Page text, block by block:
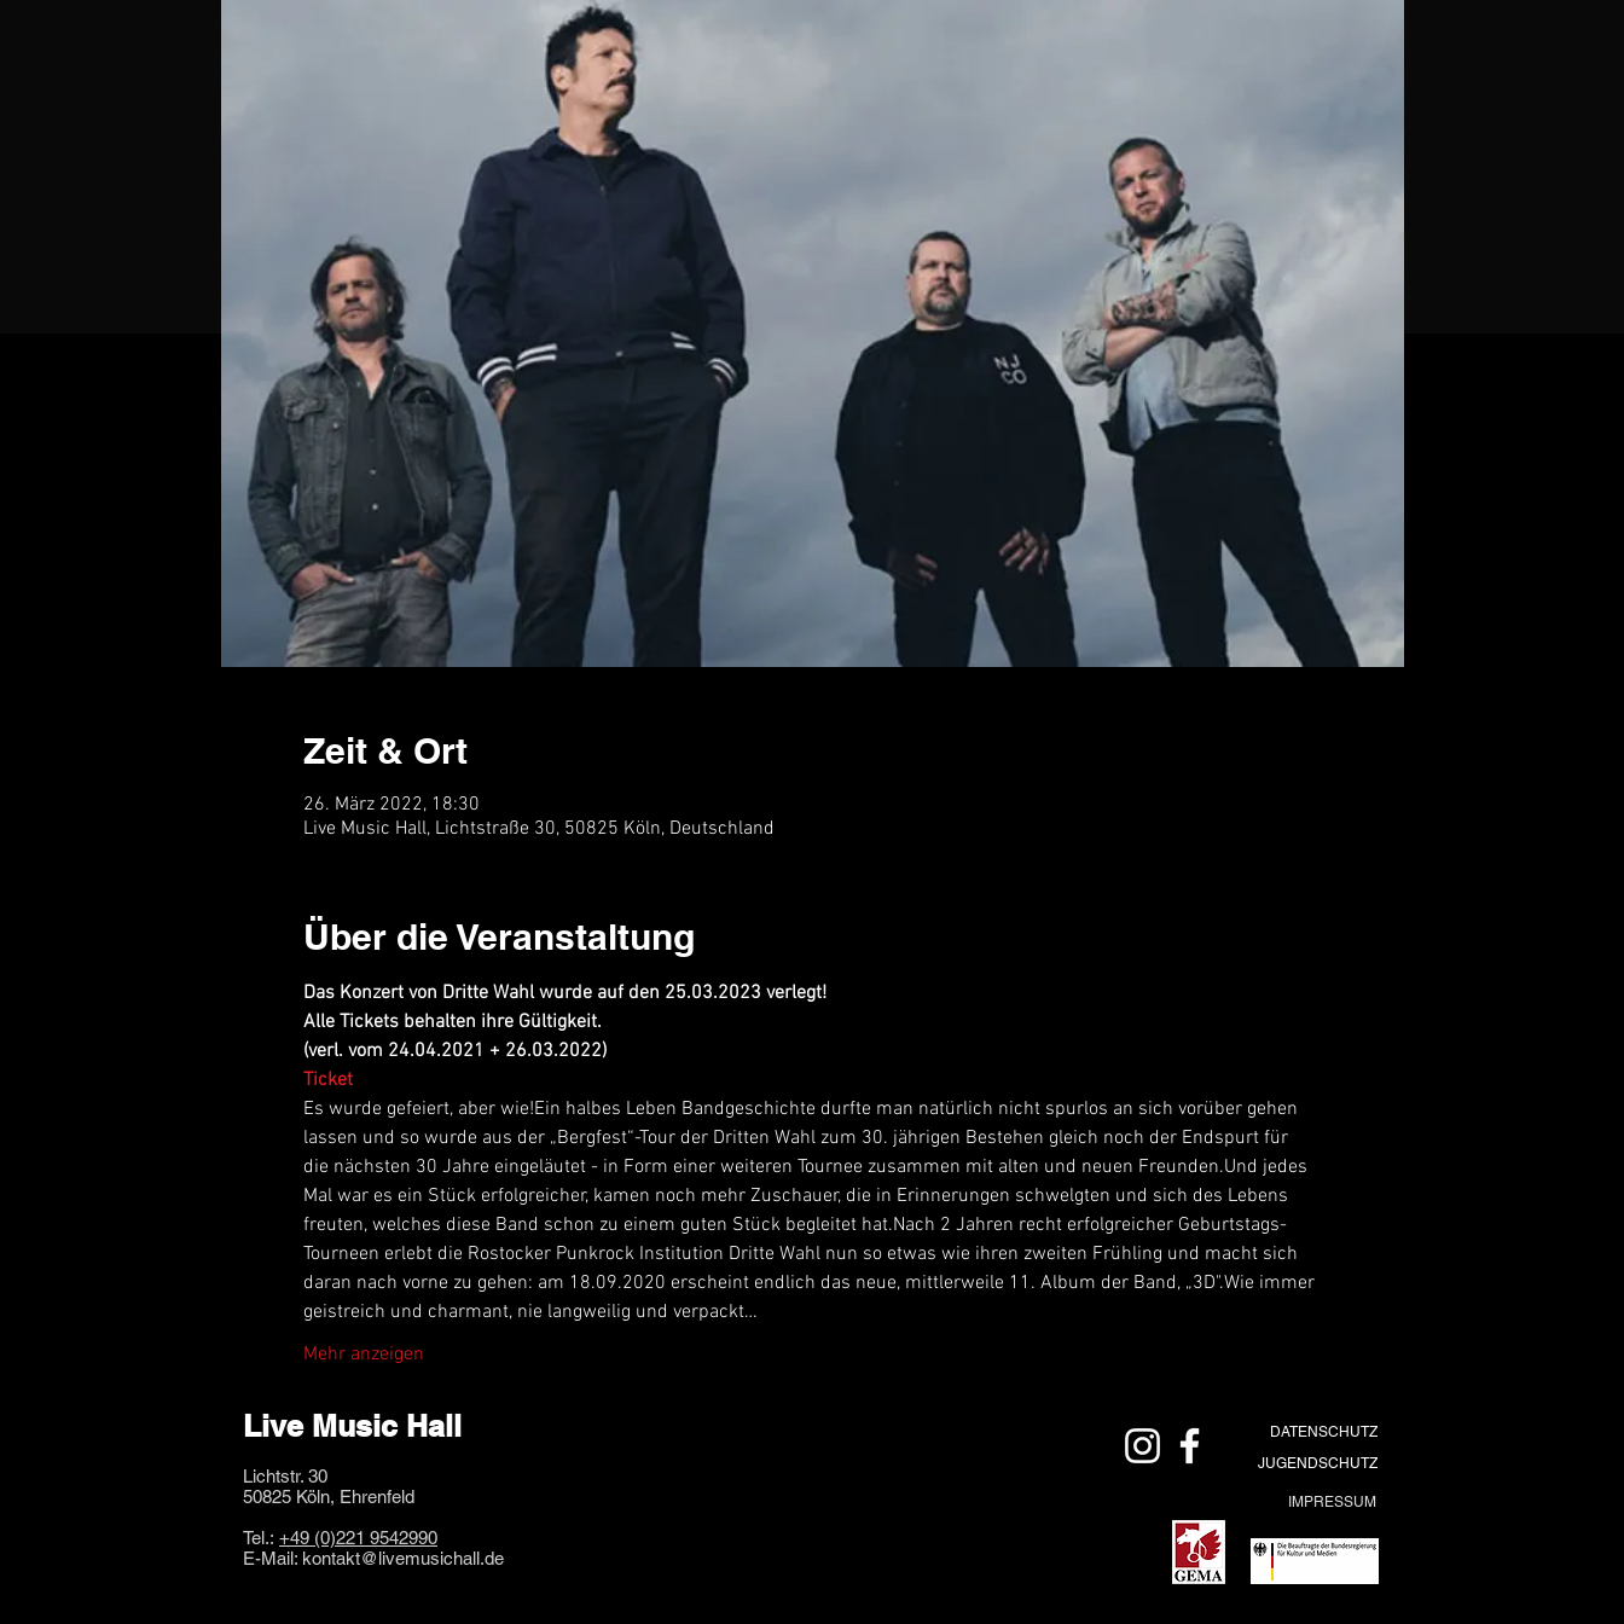
Zeit & Ort
26. März 2022, 18:30
Live Music Hall, Lichtstraße 30, 50825 Köln, Deutschland
Über die Veranstaltung
Das Konzert von Dritte Wahl wurde auf den 25.03.2023 verlegt!
Alle Tickets behalten ihre Gültigkeit.
(verl. vom 24.04.2021 + 26.03.2022)
Ticket
Es wurde gefeiert, aber wie!Ein halbes Leben Bandgeschichte durfte man natürlich nicht spurlos an sich vorüber gehen
lassen und so wurde aus der „Bergfest“-Tour der Dritten Wahl zum 30. jährigen Bestehen gleich noch der Endspurt für
die nächsten 30 Jahre eingeläutet - in Form einer weiteren Tournee zusammen mit alten und neuen Freunden.Und jedes
Mal war es ein Stück erfolgreicher, kamen noch mehr Zuschauer, die in Erinnerungen schwelgten und sich des Lebens
freuten, welches diese Band schon zu einem guten Stück begleitet hat.Nach 2 Jahren recht erfolgreicher Geburtstags-
Tourneen erlebt die Rostocker Punkrock Institution Dritte Wahl nun so etwas wie ihren zweiten Frühling und macht sich
daran nach vorne zu gehen: am 18.09.2020 erscheint endlich das neue, mittlerweile 11. Album der Band, „3D".Wie immer
geistreich und charmant, nie langweilig und verpackt…
Mehr anzeigen
Live Music Hall
Lichtstr. 30
50825 Köln, Ehrenfeld
Tel.: +49 (0)221 9542990
E-Mail: kontakt@livemusichall.de
DATENSCHUTZ
JUGENDSCHUTZ
IMPRESSUM